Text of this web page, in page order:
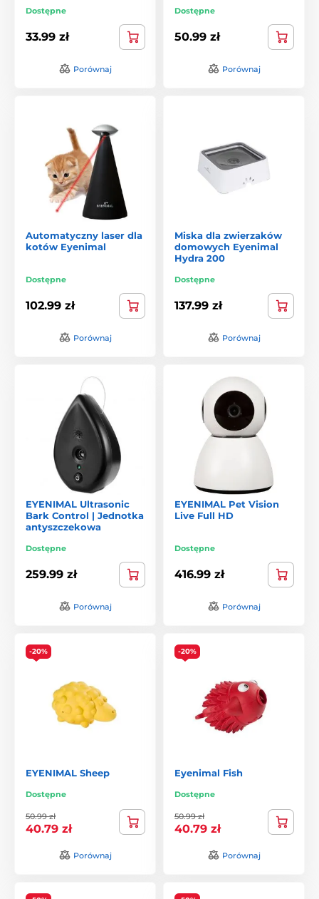
Dostępne
33.99 zł
Porównaj
Dostępne
50.99 zł
Porównaj
Automatyczny laser dla
kotów Eyenimal
Dostępne
102.99 zł
Porównaj
Miska dla zwierzaków
domowych Eyenimal
Hydra 200
Dostępne
137.99 zł
Porównaj
EYENIMAL Ultrasonic
Bark Control | Jednotka
antyszczekowa
Dostępne
259.99 zł
Porównaj
EYENIMAL Pet Vision
Live Full HD
Dostępne
416.99 zł
Porównaj
-20%
EYENIMAL Sheep
Dostępne
50.99 zł
40.79 zł
Porównaj
-20%
Eyenimal Fish
Dostępne
50.99 zł
40.79 zł
Porównaj